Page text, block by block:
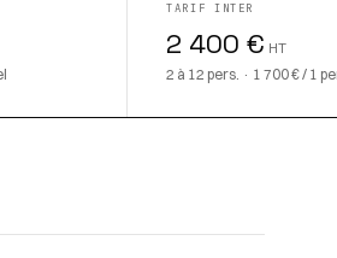
TARIF INTER
2 400 € HT
2 à 12 pers. · 1 700 € / 1